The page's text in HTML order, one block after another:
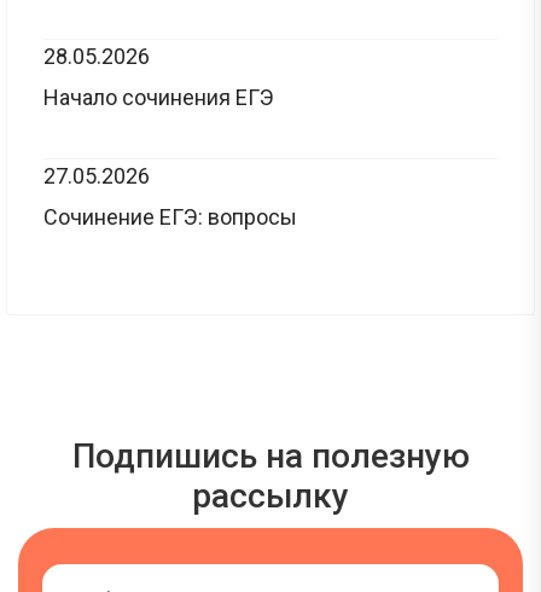
28.05.2026
Начало сочинения ЕГЭ
27.05.2026
Сочинение ЕГЭ: вопросы
Подпишись на полезную
рассылку